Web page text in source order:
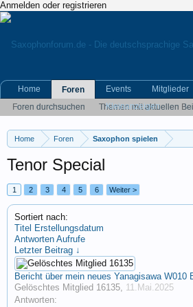
Anmelden oder registrieren
Home Foren Saxophon spielen
Tenor Special
1 2 3 4 5 6 Weiter >
Sortiert nach:
Titel Erstellungsdatum
Antworten Aufrufe
Letzter Beitrag ↓
Bericht über mein neues Yanagisawa W010
Gelöschtes Mitglied 16135, 11.Mai.2025
Antworten:
Home
Foren
Foren durchsuchen
Themen mit aktuellen
Events Mitglieder
Kleinanzeigen